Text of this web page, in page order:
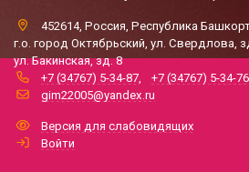
452614, Россия, Республика
г.о. город Октябрьский, ул. Свердлова,
ул. Бакинская, зд. 8
+7 (34767) 5-34-87
+7 (34767) 5-34-76
gim22005@yandex.ru
Версия для слабовидящих
Войти